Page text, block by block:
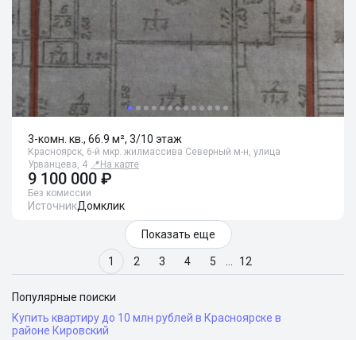
3-комн. кв., 66.9 м², 3/10 этаж
Красноярск, 6-й мкр. жилмассива Северный м-н, улица
Урванцева, 4 📍 На карте
9 100 000 ₽
Без комиссии
ИсточникДомклик
Показать еще
1 2 3 4 5 12
Популярные поиски
Купить квартиру до 10 млн рублей в Красноярске в
районе Кировский